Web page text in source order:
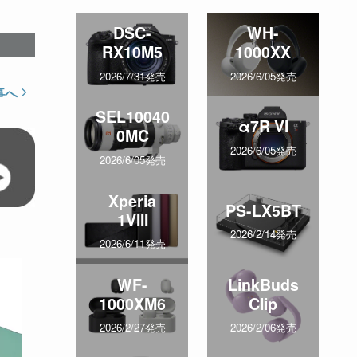
へ
DSC-
RX10M5
2026/7/31発売
WH-
1000XX
2026/6/05発売
SEL10040
0MC
2026/6/05発売
α7R VI
2026/6/05発売
Xperia
1VIII
2026/6/11発売
PS-LX5BT
2026/2/14発売
WF-
1000XM6
2026/2/27発売
LinkBuds
Clip
2026/2/06発売